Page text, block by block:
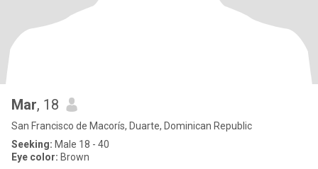
Mar, 18
San Francisco de Macorís, Duarte, Dominican Republic
Seeking: Male 18 - 40
Eye color: Brown